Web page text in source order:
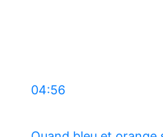
04:56